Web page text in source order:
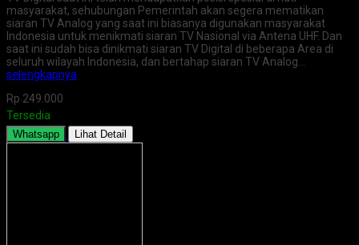
masyarakat, sehubungan Pemerintah akan segera mematikan
siaran TV Analog yang saat ini biasanya digunakan masyarakat
Indonesia untuk menikmati siaran TV Nasional via Antena UHF. Dan
saat ini sudah bisa dinikmati siaran TV Digital di beberapa Area di
seluruh wilayah Indonesia, dan bertahap siaran TV Analog…
selengkapnya
Rp 249.000
Tersedia
Whatsapp Lihat Detail